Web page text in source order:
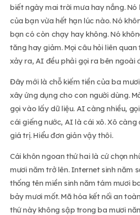
biết ngày mai trời mưa hay nắng. Nó
của bạn vừa hết hạn lúc nào. Nó
bạn có còn chạy hay không. Nó
tăng hay giảm. Mọi câu hỏi liên quan
xảy ra, AI đều phải gọi ra bên ngoài
Đây mới là chỗ kiếm tiền của ba
xây ứng dụng cho con người dùng.
gọi vào lấy dữ liệu. AI càng nhiều,
cái giếng nước, AI là cái xô. Xô
giá trị. Hiểu đơn giản vậy thôi.
Cái khôn ngoan thứ hai là cứ chọn
mươi năm trở lên. Internet sinh năm
thống tên miền sinh năm tám mươi
bảy mươi mốt. Mã hóa kết nối an
thứ này không sập trong ba mươi